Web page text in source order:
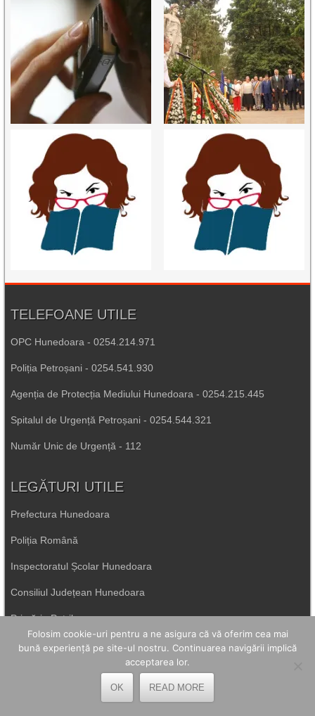
TELEFOANE UTILE
OPC Hunedoara - 0254.214.971
Poliția Petroșani - 0254.541.930
Agenția de Protecția Mediului Hunedoara - 0254.215.445
Spitalul de Urgență Petroșani - 0254.544.321
Număr Unic de Urgență - 112
LEGĂTURI UTILE
Prefectura Hunedoara
Poliția Română
Inspectoratul Școlar Hunedoara
Consiliul Județean Hunedoara
Primăria Petrila
Folosim cookie-uri pentru a ne asigura că vă oferim cea mai
bună experiență pe site-ul nostru. Continuarea navigării implică
acceptarea lor.
OK READ MORE